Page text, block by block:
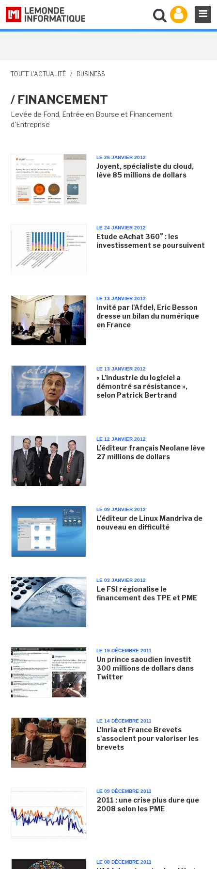
TOUTE L'ACTUALITÉ / BUSINESS
/ FINANCEMENT
Levée de Fond, Entrée en Bourse et Financement
d'Entreprise
LE 26 JANVIER 2012
Joyent, spécialiste du cloud,
lève 85 millions de dollars
LE 24 JANVIER 2012
Etude eAchat 360° : les
investissement se poursuivent
LE 13 JANVIER 2012
Invité par l'Afdel, Eric Besson
dresse un bilan du numérique
en France
LE 13 JANVIER 2012
« L'industrie du logiciel a
démontré sa résistance »,
selon Patrick Bertrand
LE 12 JANVIER 2012
L'éditeur français Neolane lève
27 millions de dollars
LE 09 JANVIER 2012
L'éditeur de Linux Mandriva de
nouveau en difficulté
LE 03 JANVIER 2012
Le FSI régionalise le
financement des TPE et PME
LE 19 DÉCEMBRE 2011
Un prince saoudien investit
300 millions de dollars dans
Twitter
LE 14 DÉCEMBRE 2011
L'Inria et France Brevets
s'associent pour valoriser les
brevets
LE 09 DÉCEMBRE 2011
2011 : une crise plus dure que
2008 selon les PME
LE 08 DÉCEMBRE 2011